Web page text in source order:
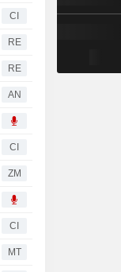
CI
RE
RE
AN
CI
ZM
CI
MT